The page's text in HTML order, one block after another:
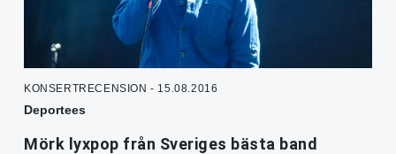
KONSERTRECENSION - 15.08.2016
Deportees
Mörk lyxpop från Sveriges bästa band